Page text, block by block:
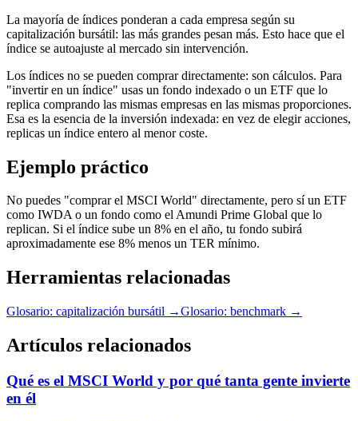
La mayoría de índices ponderan a cada empresa según su
capitalización bursátil: las más grandes pesan más. Esto hace que el
índice se autoajuste al mercado sin intervención.
Los índices no se pueden comprar directamente: son cálculos. Para
"invertir en un índice" usas un fondo indexado o un ETF que lo
replica comprando las mismas empresas en las mismas proporciones.
Esa es la esencia de la inversión indexada: en vez de elegir acciones,
replicas un índice entero al menor coste.
Ejemplo práctico
No puedes "comprar el MSCI World" directamente, pero sí un ETF
como IWDA o un fondo como el Amundi Prime Global que lo
replican. Si el índice sube un 8% en el año, tu fondo subirá
aproximadamente ese 8% menos un TER mínimo.
Herramientas relacionadas
Glosario: capitalización bursátil →Glosario: benchmark →
Artículos relacionados
Qué es el MSCI World y por qué tanta gente invierte
en él